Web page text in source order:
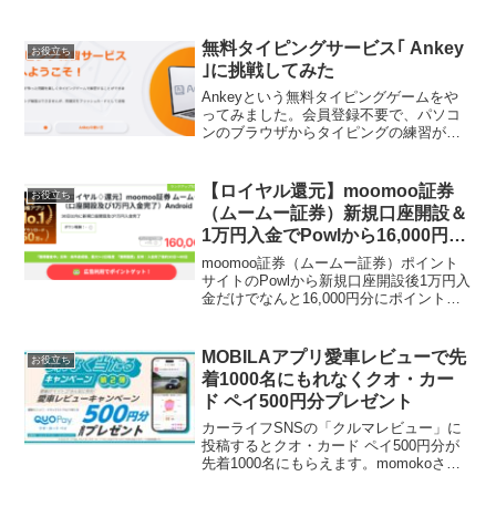
上の商品購入で、ボー...
お役立ち
無料タイピングサービス｢ Ankey
｣に挑戦してみた
Ankeyという無料タイピングゲームをや
ってみました。会員登録不要で、パソコ
ンのブラウザからタイピングの練習がで
てもブラインドタッチはお手のも
の！・・・のはず。まずは...
お役立ち
【ロイヤル還元】moomoo証券
（ムームー証券）新規口座開設＆
1万円入金でPowlから16,000円で
ました！！
moomoo証券（ムームー証券）ポイント
サイトのPowlから新規口座開設後1万円入
金だけでなんと16,000円分にポイントア
moomoo証券 ムームー証券【Andr...
お役立ち
MOBILAアプリ愛車レビューで先
着1000名にもれなくクオ・カー
ド ペイ500円分プレゼント
カーライフSNSの「クルマレビュー」に
投稿するとクオ・カード ペイ500円分が
先着1000名にもらえます。momokoさん